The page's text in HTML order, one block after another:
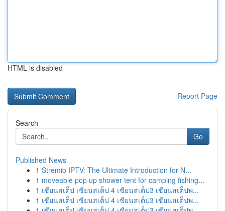
HTML is disabled
Report Page
Search
Go
Published News
1 Stremio IPTV: The Ultimate Introduction for N...
1 moveable pop up shower tent for camping fishing...
1 เซียนสเต็ป เซียนสเต็ป 4 เซียนสเต็ป3 เซียนสเต็ปพ...
1 เซียนสเต็ป เซียนสเต็ป 4 เซียนสเต็ป3 เซียนสเต็ปพ...